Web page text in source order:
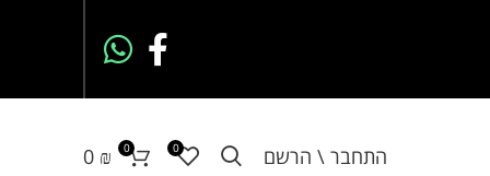
התחבר \ הרשם 0
0
0 ₪